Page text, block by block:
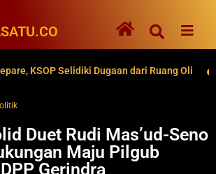
Selidiki Dugaan dari Ruang Oli
Duet Rudi Mas’ud-Seno
Maju Pilgub
Gerindra